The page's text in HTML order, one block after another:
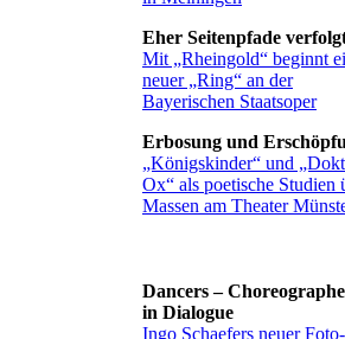
Eher Seitenpfade
Mit „Rheingold“ beginnt
neuer „Ring“ an der
Bayerischen Staatsoper
Erbosung und
„Königskinder“ und
Ox“ als poetische Studien
Massen am Theater
Dancers –
in Dialogue
Ingo Schaefers neuer